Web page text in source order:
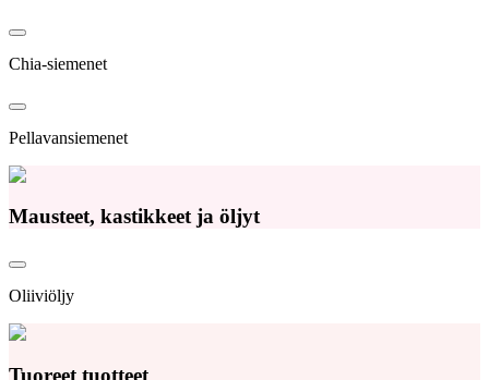
Chia-siemenet
Pellavansiemenet
Mausteet, kastikkeet ja öljyt
Oliiviöljy
Tuoreet tuotteet